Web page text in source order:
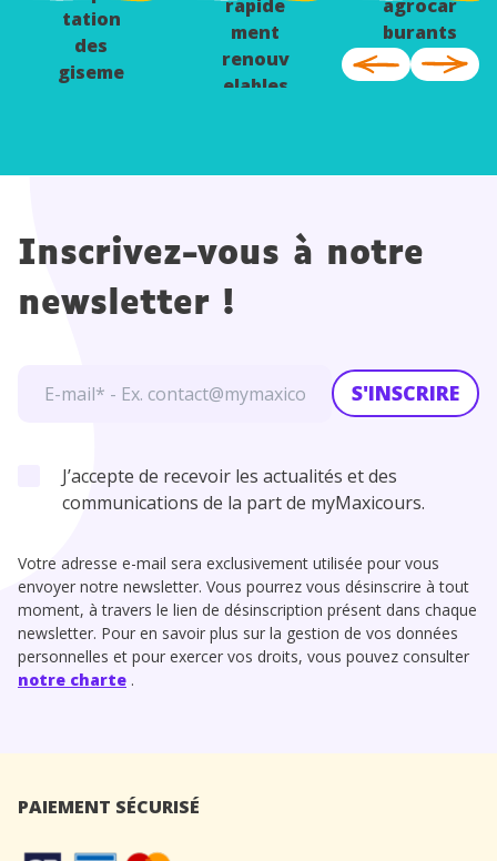
tation
des
giseme
rapide
ment
renouv
elables
agrocar
burants
Inscrivez-vous à notre
newsletter !
S'INSCRIRE
J’accepte de recevoir les actualités et des
communications de la part de myMaxicours.
Votre adresse e-mail sera exclusivement utilisée pour vous
envoyer notre newsletter. Vous pourrez vous désinscrire à tout
moment, à travers le lien de désinscription présent dans chaque
newsletter. Pour en savoir plus sur la gestion de vos données
personnelles et pour exercer vos droits, vous pouvez consulter
notre charte .
PAIEMENT SÉCURISÉ